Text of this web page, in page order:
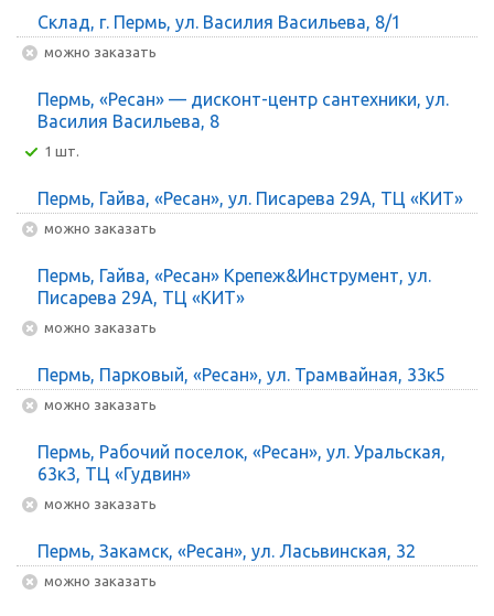
Склад, г. Пермь, ул. Василия Васильева, 8/1
Можно заказать
Пермь, «Ресан» — дисконт-центр сантехники, ул.
Василия Васильева, 8
1 шт.
Пермь, Гайва, «Ресан», ул. Писарева 29А, ТЦ «КИТ»
Можно заказать
Пермь, Гайва, «Ресан» Крепеж&Инструмент, ул.
Писарева 29А, ТЦ «КИТ»
Можно заказать
Пермь, Парковый, «Ресан», ул. Трамвайная, 33к5
Можно заказать
Пермь, Рабочий поселок, «Ресан», ул. Уральская,
63к3, ТЦ «Гудвин»
Можно заказать
Пермь, Закамск, «Ресан», ул. Ласьвинская, 32
Можно заказать